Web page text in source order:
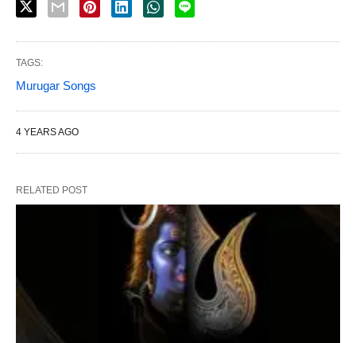
TAGS:
Murugar Songs
4 YEARS AGO
RELATED POST